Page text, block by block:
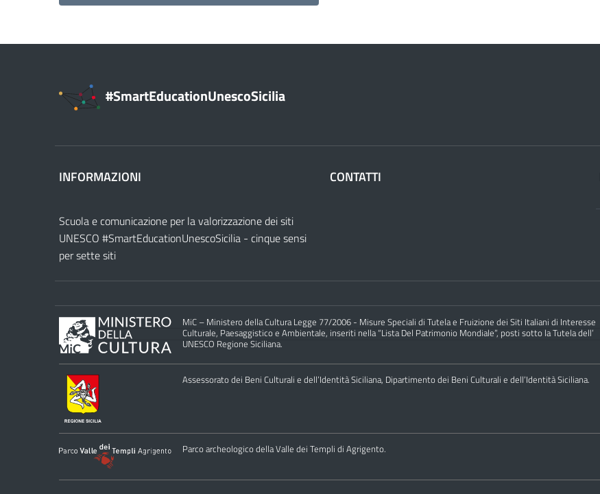
#SmartEducationUnescoSicilia
INFORMAZIONI
Scuola e comunicazione per la valorizzazione dei siti
UNESCO #SmartEducationUnescoSicilia - cinque sensi
per sette siti
CONTATTI
MiC – Ministero della Cultura Legge 77/2006 - Misure Speciali di Tutela e Fruizione dei Siti Italiani di Interesse
Culturale, Paesaggistico e Ambientale, inseriti nella “Lista Del Patrimonio Mondiale”, posti sotto la Tutela dell’
UNESCO Regione Siciliana.
Assessorato dei Beni Culturali e dell’Identità Siciliana, Dipartimento dei Beni Culturali e dell’Identità Siciliana.
Parco archeologico della Valle dei Templi di Agrigento.